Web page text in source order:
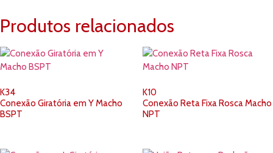
Produtos relacionados
K34
Conexão Giratória em Y Macho
BSPT
K10
Conexão Reta Fixa Rosca Macho
NPT